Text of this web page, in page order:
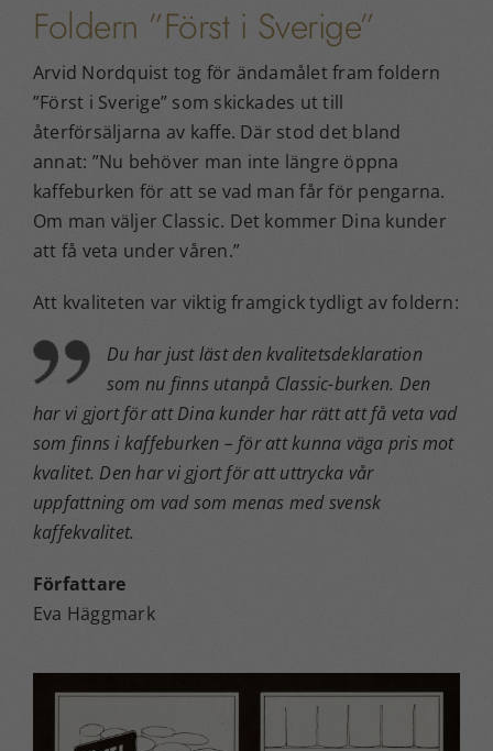
Foldern ”Först i Sverige”
Arvid Nordquist tog för ändamålet fram foldern
”Först i Sverige” som skickades ut till
återförsäljarna av kaffe. Där stod det bland
annat: ”Nu behöver man inte längre öppna
kaffeburken för att se vad man får för pengarna.
Om man väljer Classic. Det kommer Dina kunder
att få veta under våren.”
Att kvaliteten var viktig framgick tydligt av foldern:
Du har just läst den kvalitetsdeklaration
som nu finns utanpå Classic-burken. Den
har vi gjort för att Dina kunder har rätt att få veta vad
som finns i kaffeburken – för att kunna väga pris mot
kvalitet. Den har vi gjort för att uttrycka vår
uppfattning om vad som menas med svensk
kaffekvalitet.
Författare
Eva Häggmark